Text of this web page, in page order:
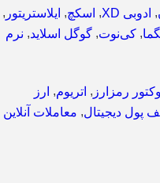
, ادوبی XD , اسکچ, ایلاستریتور ,
, کی‌نوت, گوگل اسلاید, نرم
رمزارز , اتریوم, ارز
پول دیجیتال, معاملات آنلاین